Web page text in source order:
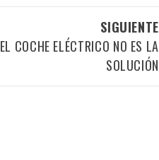
SIGUIENTE
EL COCHE ELÉCTRICO NO ES LA
SOLUCIÓN